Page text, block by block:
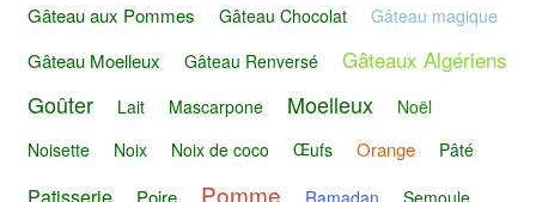
Gâteau aux Pommes
Gâteau Chocolat Gâteau magique
Gâteau Moelleux Gâteau Renversé Gâteaux Algériens
Goûter Lait Mascarpone Moelleux
Noël
Noisette
Noix Noix de coco Œufs Orange Pâté
Poire Pomme Ramadan
Semoule